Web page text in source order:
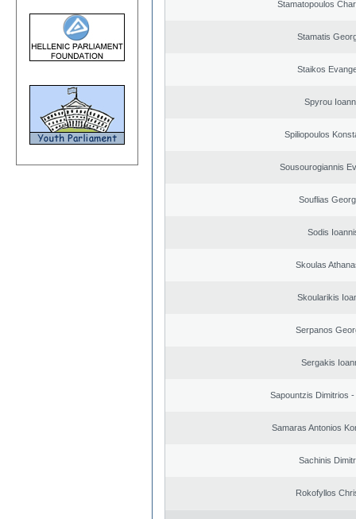
Stamatopoulos
Stamatis
Staikos
Spyrou
Spiliopoulos
Sousourogiannis
Souflias
Sodis
Skoulas
Skoularikis
Serpanos
Sergakis
Sapountzis Dimitrios
Samaras Antonios
Sachinis
Rokofyllos